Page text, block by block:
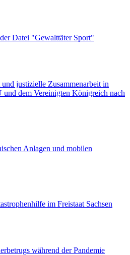
Datei "Gewalttäter Sport"
justizielle Zusammenarbeit in
und dem Vereinigten Königreich nach
Anlagen und mobilen
im Freistaat Sachsen
während der Pandemie